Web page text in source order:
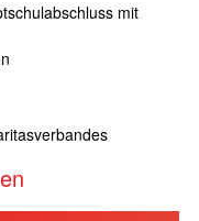
mit